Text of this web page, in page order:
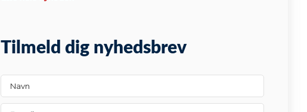
Tilmeld dig nyhedsbrev